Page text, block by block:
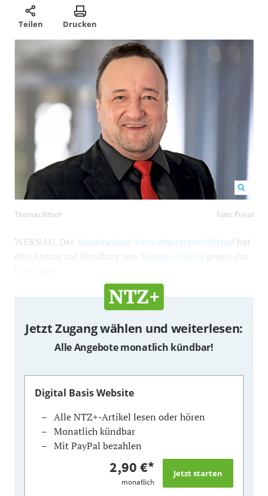
Teilen Drucken
Thomas Nitsch Foto: Privat
WERNAU. Der Mannheimer Verwaltungsgerichtshofhat
den Antrag auf Berufung von Thomas Nitsch
Jetzt Zugang wählen und weiterlesen:
Alle Angebote monatlich kündbar!
Digital Basis Website
Alle NTZ+-Artikel lesen oder hören
Monatlich kündbar
Mit PayPal bezahlen
2,90 €*
monatlich